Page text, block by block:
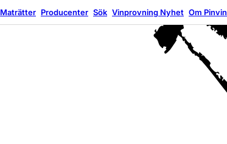
Maträtter Producenter Sök Vinprovning Nyhet Om